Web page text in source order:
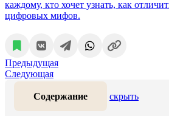
каждому, кто хочет узнать, как
цифровых мифов.
Предыдущая
Следующая
Содержание скрыть